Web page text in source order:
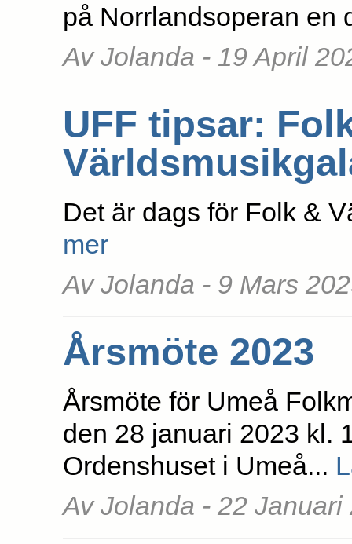
på Norrlandsoperan en
Av Jolanda - 19 April
UFF tipsar:
Det är dags för Folk &
mer
Av Jolanda - 9 Mars
Årsmöte 2023
Årsmöte för Umeå
den 28 januari 2023 kl.
Ordenshuset i Umeå...
Av Jolanda - 22 Januari